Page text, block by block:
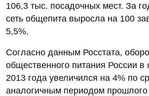
106,3 тыс. посадочных мест. За
сеть общепита выросла на 100
5,5%.
Согласно данным Росстата,
общественного питания России в
2013 года увеличился на 4% по
аналогичным периодом